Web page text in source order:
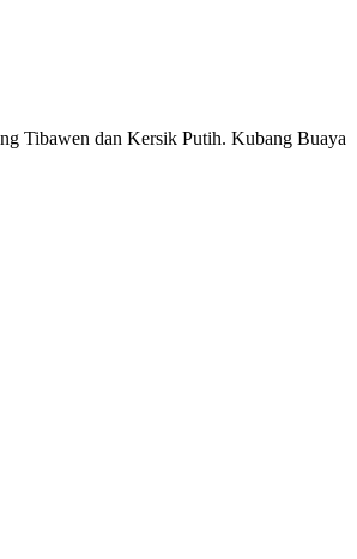
Tibawen dan Kersik Putih. Kubang Buaya